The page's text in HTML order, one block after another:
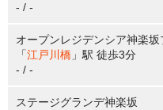
- / -
オープンレジデンシア神楽坂
「江戸川橋 」駅 徒歩3分
- / -
ステージグランデ神楽坂